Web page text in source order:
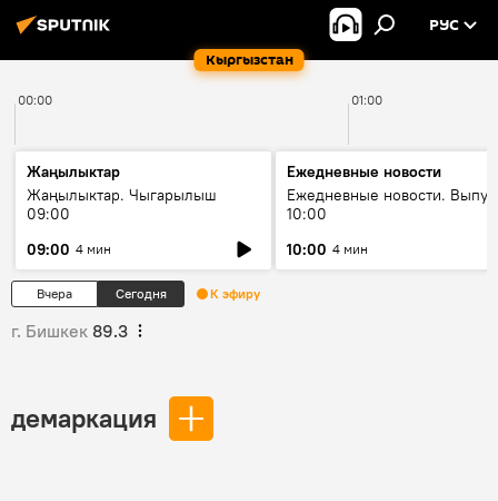
Кыргызстан
РУС
00:00 01:00
Жаңылыктар
Жаңылыктар. Чыгарылыш
09:00
09:00 4 мин
Ежедневные новости
Ежедневные новости.
10:00
10:00 4 мин
Вчера Сегодня К эфиру
г. Бишкек 89.3
демаркация